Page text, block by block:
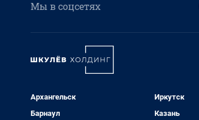
Мы в соцсетях
Архангельск
Барнаул
Иркутск
Казань